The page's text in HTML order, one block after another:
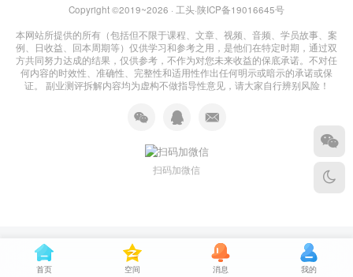
Copyright ©2019~2026 · 工头·陕ICP备19016645号
本网站所提供的所有（包括但不限于课程、文章、视频、音频、学员故事、案
例、日收益、回本周期等）仅供学习和参考之用，是他们在特定时期，通过双
方共同努力达成的结果，仅供参考，不作为对您未来收益的保底承诺。不对任
何内容的时效性、准确性、完整性和适用性作出任何明示或暗示的承诺或保
证。 副业测评拆解内容均为虚构不做指导性意见，请大家自行辨别风险！
扫码加微信
首页 空间 消息 我的